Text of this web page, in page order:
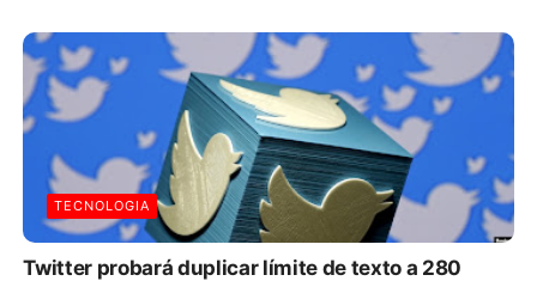
TECNOLOGIA
Twitter probará duplicar límite de texto a 280